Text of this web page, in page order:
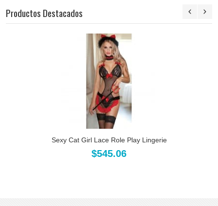
Productos Destacados
Sexy Cat Girl Lace Role Play Lingerie
$545.06